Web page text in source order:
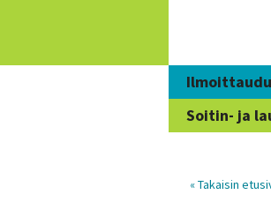
Soitin- ja
« Takaisin